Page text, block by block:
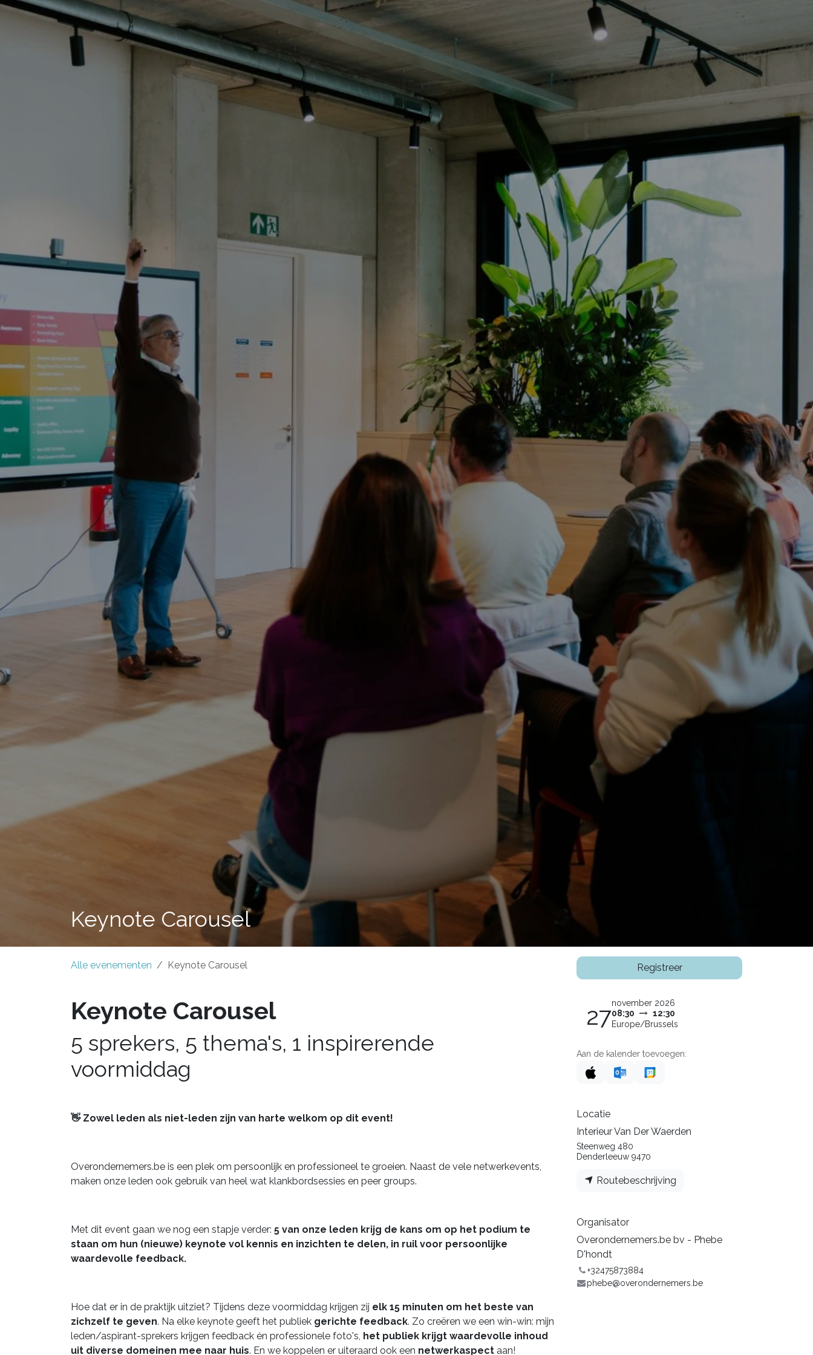
Keynote Carousel
Alle evenementen Keynote Carousel
Keynote Carousel
5 sprekers, 5 thema's, 1 inspirerende
voormiddag
👋 Zowel leden als niet-leden zijn van harte welkom op dit event!
Overondernemers.be is een plek om persoonlijk en professioneel te groeien. Naast de vele netwerkevents,
maken onze leden ook gebruik van heel wat klankbordsessies en peer groups.
Met dit event gaan we nog een stapje verder: 5 van onze leden krijg de kans om op het podium te
staan om hun (nieuwe) keynote vol kennis en inzichten te delen, in ruil voor persoonlijke
waardevolle feedback.
Hoe dat er in de praktijk uitziet? Tijdens deze voormiddag krijgen zij elk 15 minuten om het beste van
zichzelf te geven. Na elke keynote geeft het publiek gerichte feedback. Zo creëren we een win-win: mijn
leden/aspirant-sprekers krijgen feedback én professionele foto's, het publiek krijgt waardevolle inhoud
uit diverse domeinen mee naar huis. En we koppelen er uiteraard ook een netwerkaspect aan!
Registreer
27november 2026
08:30
12:30
Europe/Brussels
Aan de kalender toevoegen:
Locatie
Interieur Van Der Waerden
Steenweg 480
Denderleeuw 9470
Routebeschrijving
Organisator
Overondernemers.be bv - Phebe
D'hondt
+32475873884
phebe@overondernemers.be